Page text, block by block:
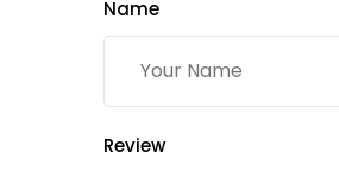
Name
Review